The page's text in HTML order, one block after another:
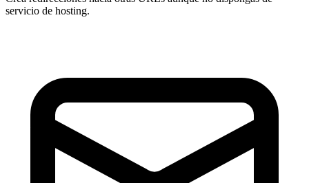
servicio de hosting.